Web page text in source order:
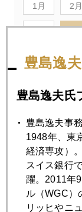
1月 2月
7月 8
プラチナ 短期
2016年08月30日
トレーダー向
2016年08月29日
伏兵副議長発
豊島逸
豊島逸夫氏
豊島逸夫事
1948年、東
経済専攻）
スイス銀行
躍。2011年
ル（WGC）
リッヒやニ